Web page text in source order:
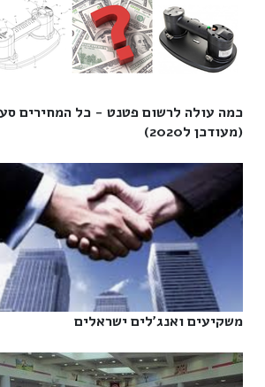
כמה עולה לרשום פטנט - כל המחירים
(מעודכן ל2020)‎
משקיעים ואנג'לים ישראלים‎